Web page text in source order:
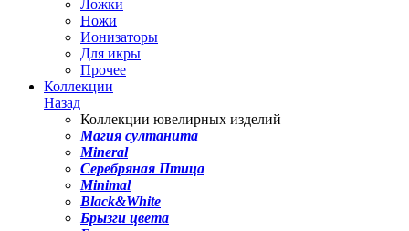
Ложки
Ножи
Ионизаторы
Для икры
Прочее
Коллекции
Назад
Коллекции ювелирных изделий
Магия султанита
Mineral
Серебряная Птица
Minimal
Black&White
Брызги цвета